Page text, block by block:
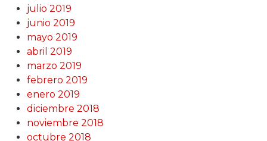
julio 2019
junio 2019
mayo 2019
abril 2019
marzo 2019
febrero 2019
enero 2019
diciembre 2018
noviembre 2018
octubre 2018